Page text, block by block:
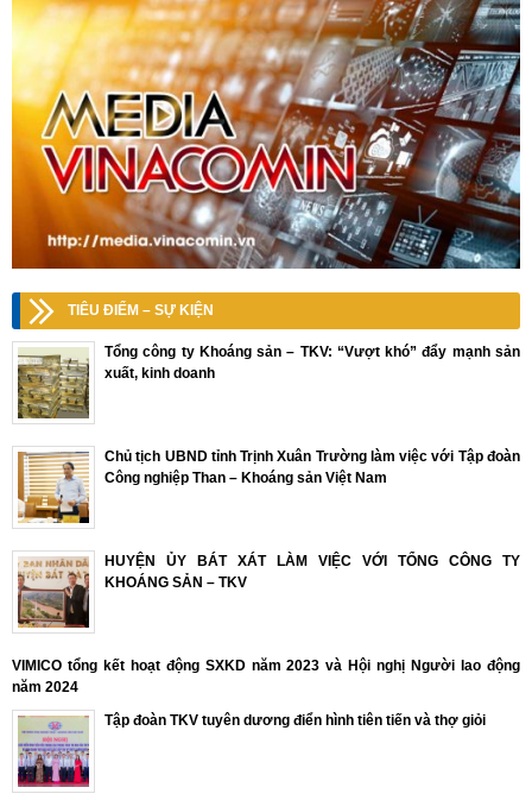
TIÊU ĐIỂM – SỰ KIỆN
Tổng công ty Khoáng sản – TKV: “Vượt khó” đẩy mạnh sản
xuất, kinh doanh
Chủ tịch UBND tỉnh Trịnh Xuân Trường làm việc với Tập đoàn
Công nghiệp Than – Khoáng sản Việt Nam
HUYỆN ỦY BÁT XÁT LÀM VIỆC VỚI TỔNG CÔNG TY
KHOÁNG SẢN – TKV
VIMICO tổng kết hoạt động SXKD năm 2023 và Hội nghị Người lao động
năm 2024
Tập đoàn TKV tuyên dương điển hình tiên tiến và thợ giỏi